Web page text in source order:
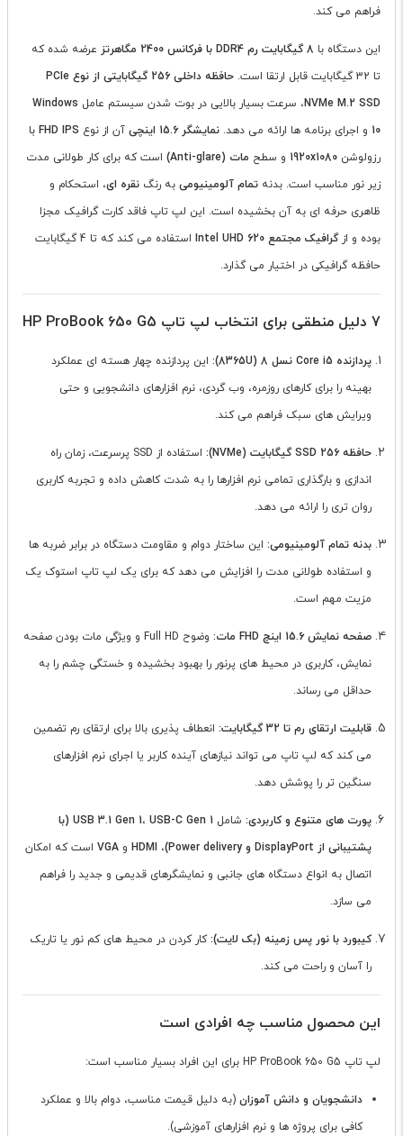
فراهم می کند.
این دستگاه با 8 گیگابایت رم DDR4 با فرکانس 2400 مگاهرتز
عرضه شده که
تا 32 گیگابایت قابل ارتقا است.
حافظه داخلی 256 گیگابایتی از نوع PCIe
NVMe M.2 SSD، سرعت بسیار بالایی در بوت شدن سیستم عامل Windows
10 و اجرای برنامه ها ارائه می دهد. نمایشگر 15.6 اینچی آن از نوع FHD IPS با
رزولوشن 1920x1080 و سطح مات (Anti-glare)
است که برای کار طولانی مدت
زیر نور مناسب است. بدنه تمام آلومینیومی به رنگ نقره ای، استحکام و
ظاهری حرفه ای به آن بخشیده است. این لپ تاپ فاقد کارت گرافیک مجزا
بوده و ازگرافیک مجتمع Intel UHD 620
استفاده می کند که تا 4 گیگابایت
حافظه گرافیکی در اختیار می گذارد.
7 دلیل منطقی برای انتخاب لپ تاپ HP ProBook 650 G5
پردازنده Core i5 نسل 8 (8365U):
این پردازنده چهار هسته ای عملکرد
بهینه را برای کارهای روزمره، وب گردی، نرم افزارهای دانشجویی و حتی
ویرایش های سبک فراهم می کند.
حافظه SSD 256 گیگابایت (NVMe):
استفاده از SSD پرسرعت، زمان راه
اندازی و بارگذاری تمامی نرم افزارها را به شدت کاهش داده و تجربه کاربری
روان تری را ارائه می دهد.
بدنه تمام آلومینیومی: این ساختار دوام و مقاومت دستگاه در برابر ضربه ها
و استفاده طولانی مدت را افزایش می دهد که برای یک لپ تاپ استوک یک
مزیت مهم است.
صفحه نمایش 15.6 اینچ FHD مات:
وضوح Full HD و ویژگی مات بودن صفحه
نمایش، کاربری در محیط های پرنور را بهبود بخشیده و خستگی چشم را به
حداقل می رساند.
قابلیت ارتقای رم تا 32 گیگابایت:
انعطاف پذیری بالا برای ارتقای رم تضمین
می کند که لپ تاپ می تواند نیازهای آینده کاربر یا اجرای نرم افزارهای
سنگین تر را پوشش دهد.
پورت های متنوع و کاربردی: شامل USB 3.1 Gen 1،
USB-C Gen 1 (با
پشتیبانی از DisplayPort و Power delivery)
، HDMI و VGA است که امکان
اتصال به انواع دستگاه های جانبی و نمایشگرهای قدیمی و جدید را فراهم
می سازد.
کیبورد با نور پس زمینه (بک لایت):کار کردن در محیط های کم نور یا تاریک
را آسان و راحت می کند.
این محصول مناسب چه افرادی است
لپ تاپ HP ProBook 650 G5 برای این افراد بسیار مناسب است:
دانشجویان و دانش آموزان (به دلیل قیمت مناسب، دوام بالا و عملکرد
کافی برای پروژه ها و نرم افزارهای آموزشی).